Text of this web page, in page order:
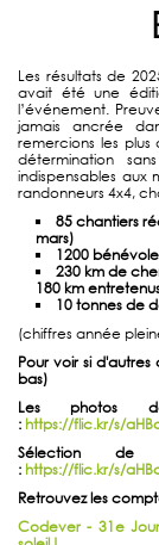
Les résultats de
avait été une
l’événement.
jamais ancrée
remercions les
détermination
indispensables aux
randonneurs 4x4,
85 chantiers
mars)
1200
230 km de
180 km
10 tonnes de
(chiffres année
Pour voir si
bas)
Les photos
: https://flic.kr/s/
Sélection de
: https://flic.kr/s/
Retrouvez les
Codever - 31e